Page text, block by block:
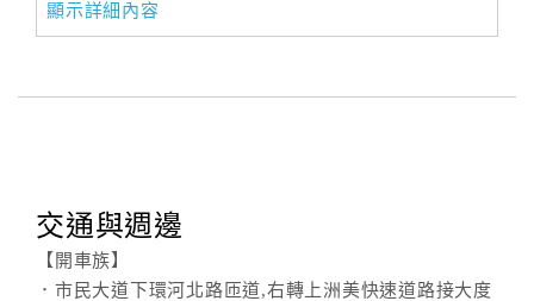
宣
傳
顯示詳細內容
交通與週邊
【開車族】
．市民大道下環河北路匝道,右轉上洲美快速道路接大度